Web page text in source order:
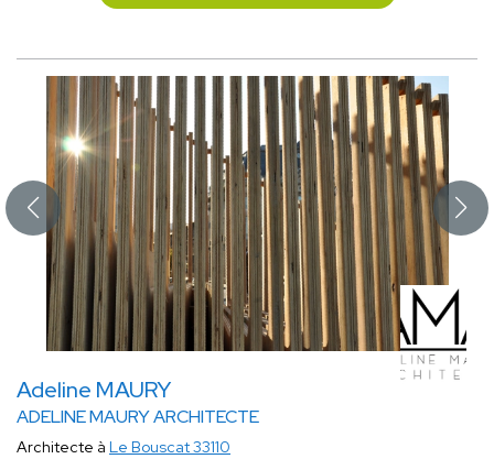
Adeline MAURY
ADELINE MAURY ARCHITECTE
Architecte à Le Bouscat 33110